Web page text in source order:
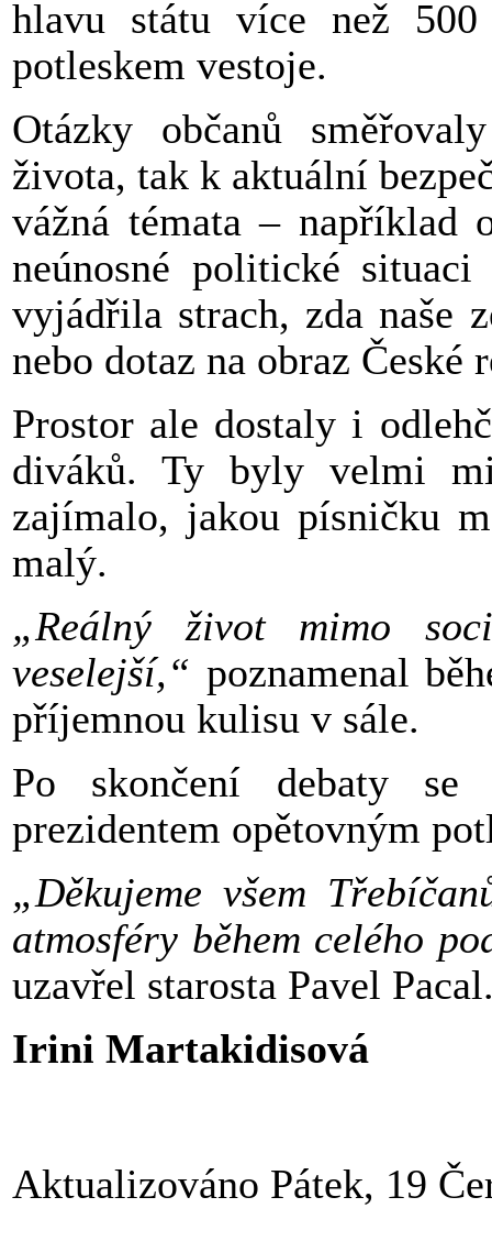
hlavu státu více než
potleskem vestoje.
Otázky občanů
života, tak k aktuální
vážná témata – například
neúnosné politické
vyjádřila strach, zda naše
nebo dotaz na obraz
Prostor ale dostaly i
diváků. Ty byly velmi
zajímalo, jakou písničku
malý.
„Reálný život mimo
veselejší,“ poznamenal
příjemnou kulisu v sále.
Po skončení debaty se
prezidentem opětovným
„Děkujeme všem
atmosféry během celého
uzavřel starosta Pavel
Irini Martakidisová
Aktualizováno Pátek, 19